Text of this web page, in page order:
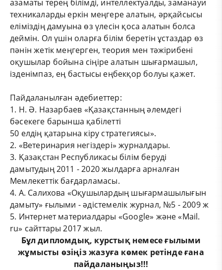
азаматы терең білімді, интеллектуалды, заманауи
техникаларды еркін меңгере алатын, әрқайсысы
еліміздің дамуына өз үлесін қоса алатын болса
деймін. Ол үшін оларға білім беретін ұстаздар өз
пәнін жетік меңгерген, теория мен тәжірибені
оқушылар бойына сіңіре алатын шығармашыл,
ізденімпаз, ең бастысы еңбекқор болуы қажет.
Пайдаланылған әдебиеттер:
1. Н. Ә. Назарбаев «Қазақстанның әлемдегі
бәсекеге барынша қабілетті
50 елдің қатарына кіру стратегиясы».
2. «Ветеринария негіздері» журналдары.
3. Қазақстан Республикасы білім беруді
дамытудың 2011 - 2020 жылдарға арналған
Мемлекеттік бағдарламасы.
4. А. Салихова «Оқушылардың шығармашылығын
дамыту» ғылыми - әдістемелік журнал, №5 - 2009 ж
5. Интернет материалдары «Google» және «Mail.
ru» сайттары 2017 жыл.
Бұлдипломдық, курстықнемесеғылыми
жұмысты өзіңіз жазуға көмек ретінде ғана
пайдаланыңыз!!!